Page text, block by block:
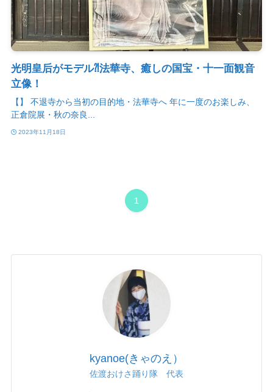
光明皇后がモデル⁈法華寺、癒しの国宝・十一面観音
立像！
【】 不退寺から当初の目的地・法華寺へ 年に一度のお楽しみ、
正倉院展・秋の奈良...
2023年11月18日
1
kyanoe(きゃのえ）
佐渡おけさ踊り隊 代表